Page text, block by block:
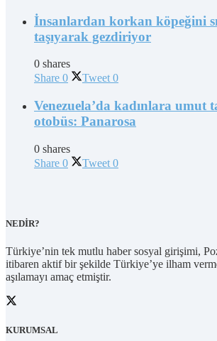
İnsanlardan korkan köpeğini
taşıyarak gezdiriyor
0 shares
Share 0 Tweet 0
Venezuela’da kadınlara umut
otobüs: Panarosa
0 shares
Share 0 Tweet 0
NEDİR?
Türkiye’nin tek mutlu haber sosyal girişimi,
itibaren aktif bir şekilde Türkiye’ye ilham
aşılamayı amaç etmiştir.
KURUMSAL